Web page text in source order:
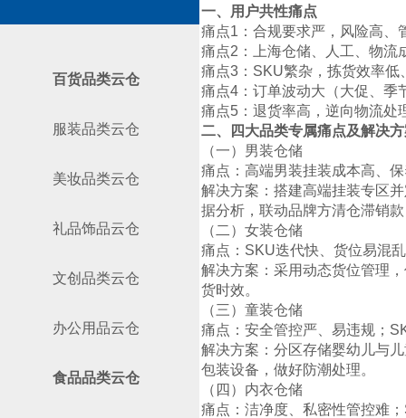
食品品类云仓
礼品饰品云仓
美妆品类云仓
服装品类云仓
百货品类云仓
文创品类云仓
办公用品云仓
一、用户共性痛点
痛点1：合规要求严，风险高、
痛点2：上海仓储、人工、物流
痛点3：SKU繁杂，拣货效率
痛点4：订单波动大（大促、季
痛点5：退货率高，逆向物流处
二、四大品类专属痛点及解决
（一）男装仓储
痛点：高端男装挂装成本高、
解决方案：搭建高端挂装专区
据分析，联动品牌方清仓滞销
（二）女装仓储
痛点：SKU迭代快、货位易混
解决方案：采用动态货位管理
货时效。
（三）童装仓储
痛点：安全管控严、易违规；
解决方案：分区存储婴幼儿与
包装设备，做好防潮处理。
（四）内衣仓储
痛点：洁净度、私密性管控难